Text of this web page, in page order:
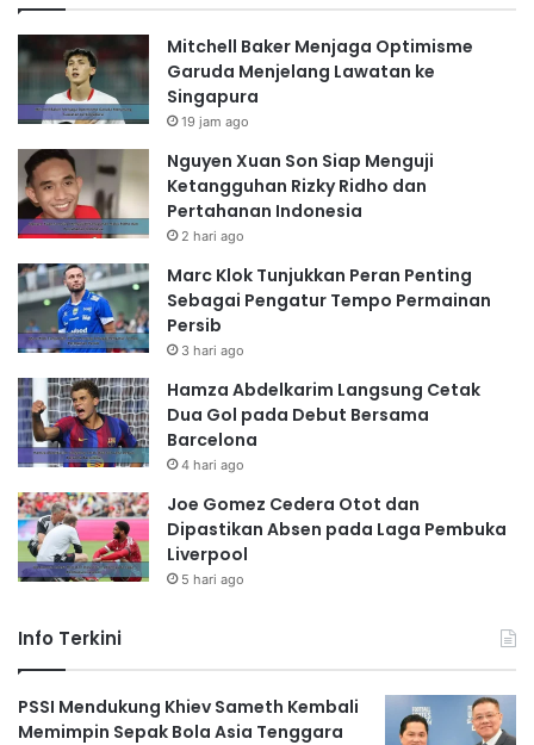
Mitchell Baker Menjaga Optimisme
Garuda Menjelang Lawatan ke
Singapura
19 jam ago
Nguyen Xuan Son Siap Menguji
Ketangguhan Rizky Ridho dan
Pertahanan Indonesia
2 hari ago
Marc Klok Tunjukkan Peran Penting
Sebagai Pengatur Tempo Permainan
Persib
3 hari ago
Hamza Abdelkarim Langsung Cetak
Dua Gol pada Debut Bersama
Barcelona
4 hari ago
Joe Gomez Cedera Otot dan
Dipastikan Absen pada Laga Pembuka
Liverpool
5 hari ago
Info Terkini
PSSI Mendukung Khiev Sameth Kembali
Memimpin Sepak Bola Asia Tenggara